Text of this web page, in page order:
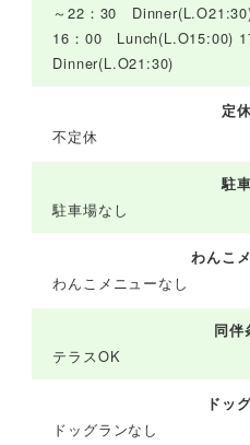
～22：30
16：00 Lunch(L.O15:00)
Dinner(L.O21:30)
定
不定休
駐
駐車場なし
わんこ
わんこメニューなし
同伴
テラスOK
ドッ
ドッグランなし